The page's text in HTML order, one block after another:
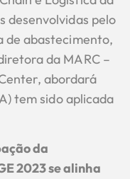
desenvolvidas pelo
de abastecimento,
da MARC –
abordará
tem sido aplicada
da
2023 se alinha